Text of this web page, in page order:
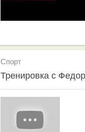
Спорт
Тренировка с